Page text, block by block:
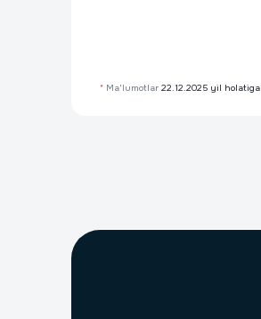
* Ma'lumotlar 22.12.2025 yil holatiga